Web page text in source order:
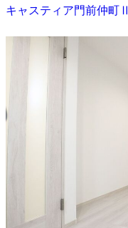
キャスティア門前仲町Ⅱ